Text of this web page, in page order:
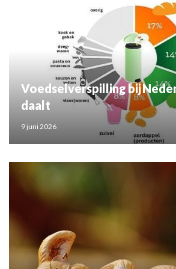
Voedselverspilling bij
daalt
9 juni 2026